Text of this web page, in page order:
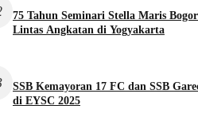
75 Tahun Seminari Stella Maris
Lintas Angkatan di Yogyakarta
SSB Kemayoran 17 FC dan SSB
di EYSC 2025